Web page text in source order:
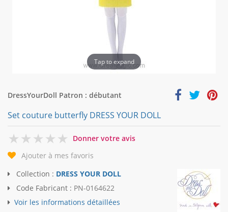
Tap to expand
DressYourDoll Patron : débutant
Set couture butterfly DRESS YOUR DOLL
0
Donner votre avis
Ajouter à mes favoris
Collection : DRESS YOUR DOLL
Code Fabricant : PN-0164622
Voir les informations détaillées